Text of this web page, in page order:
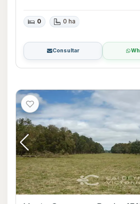
0 0 ha
Consultar